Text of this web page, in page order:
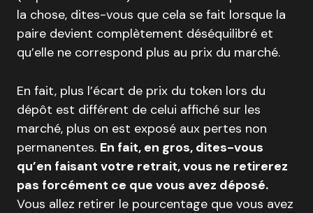
la chose, dites-vous que cela se fait lorsque la
paire devient complètement déséquilibré et
qu’elle ne correspond plus au prix du marché.
En fait, plus l’écart de prix du token lors du
dépôt est différent de celui affiché sur les
marché, plus on est exposé aux pertes non
permanentes. En fait, en gros, dites-vous
qu’en faisant votre retrait, vous ne retirerez
pas forcément ce que vous avez déposé.
Vous allez retirer le pourcentage que vous avez